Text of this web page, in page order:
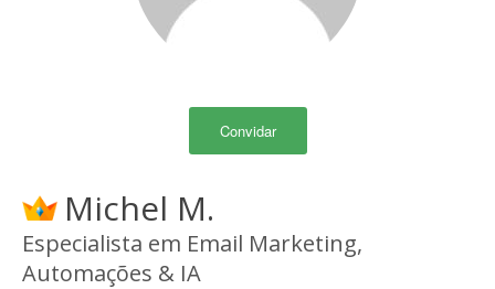
Convidar
Michel M.
Especialista em Email Marketing,
Automações & IA